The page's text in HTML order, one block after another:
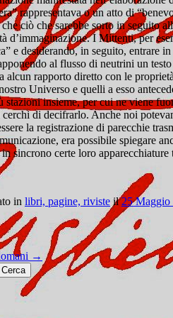
rappresentava o un atto di
che ciò che sarebbe sorto in seguito
d’immaginazione. I Mittenti, per
e desiderando, in seguito,
al flusso di neutrini un
alcun rapporto diretto con le
Universo e quelli a esso
stazioni insieme, per cui ne viene
di decifrarlo. Anche noi
la registrazione di parecchie
era possibile spiegare
sincrono certe loro
in libri, pagine, rivisteil25 Maggio
→